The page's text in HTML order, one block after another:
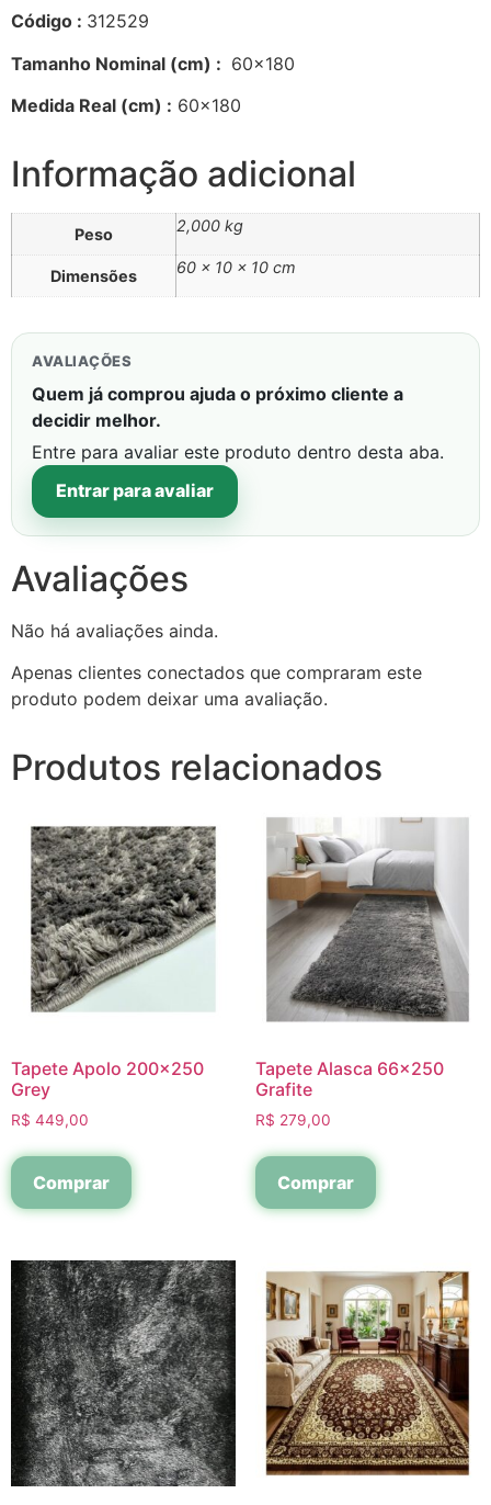
Código : 312529
Tamanho Nominal (cm) : 60×180
Medida Real (cm) : 60×180
Informação adicional
Peso 2,000 kg
Dimensões 60 × 10 × 10 cm
AVALIAÇÕES
Quem já comprou ajuda o próximo cliente a
decidir melhor.
Entre para avaliar este produto dentro desta aba.
Entrar para avaliar
Avaliações
Não há avaliações ainda.
Apenas clientes conectados que compraram este
produto podem deixar uma avaliação.
Produtos relacionados
Tapete Apolo 200×250
Grey
R$ 449,00
Comprar
Tapete Alasca 66×250
Grafite
R$ 279,00
Comprar